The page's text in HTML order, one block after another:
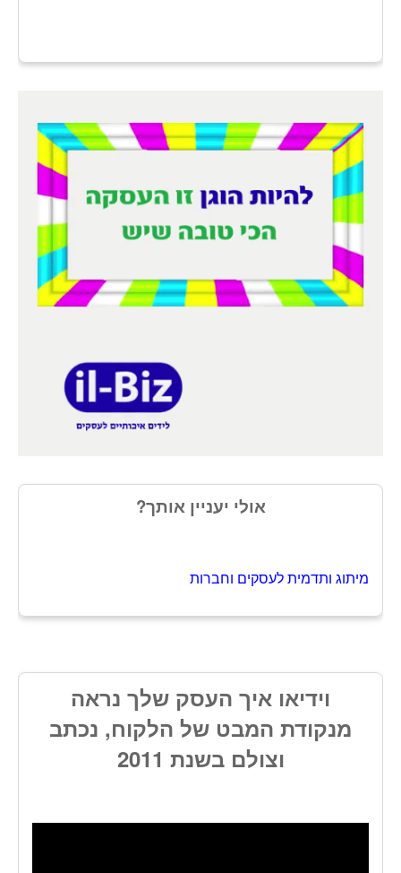
אולי יעניין אותך?
מיתוג ותדמית לעסקים וחברות
וידיאו איך העסק שלך נראה
מנקודת המבט של הלקוח, נכתב
וצולם בשנת 2011